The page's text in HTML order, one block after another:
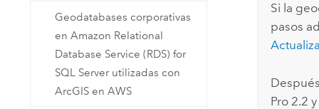
Geodatabases corporativas
en Amazon Relational
Database Service (RDS) for
SQL Server utilizadas con
ArcGIS en AWS
Si la
pasos
Pro2.2 y